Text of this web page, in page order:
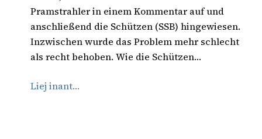
Pramstrahler in einem Kommentar auf und
anschließend die Schützen (SSB) hingewiesen.
Inzwischen wurde das Problem mehr schlecht
als recht behoben. Wie die Schützen…
Liej inant…